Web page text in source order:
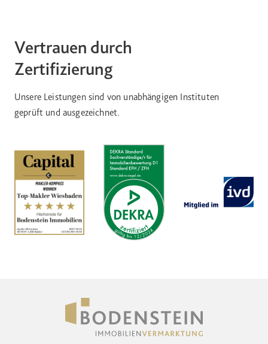
Vertrauen durch
Zertifizierung
Unsere Leistungen sind von unabhängigen Instituten
geprüft und ausgezeichnet.